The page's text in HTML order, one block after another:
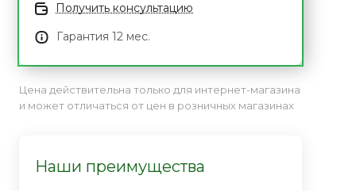
Получить консультацию
Гарантия 12 мес.
Цена действительна только для интернет-магазина
и может отличаться от цен в розничных магазинах
Наши преимущества